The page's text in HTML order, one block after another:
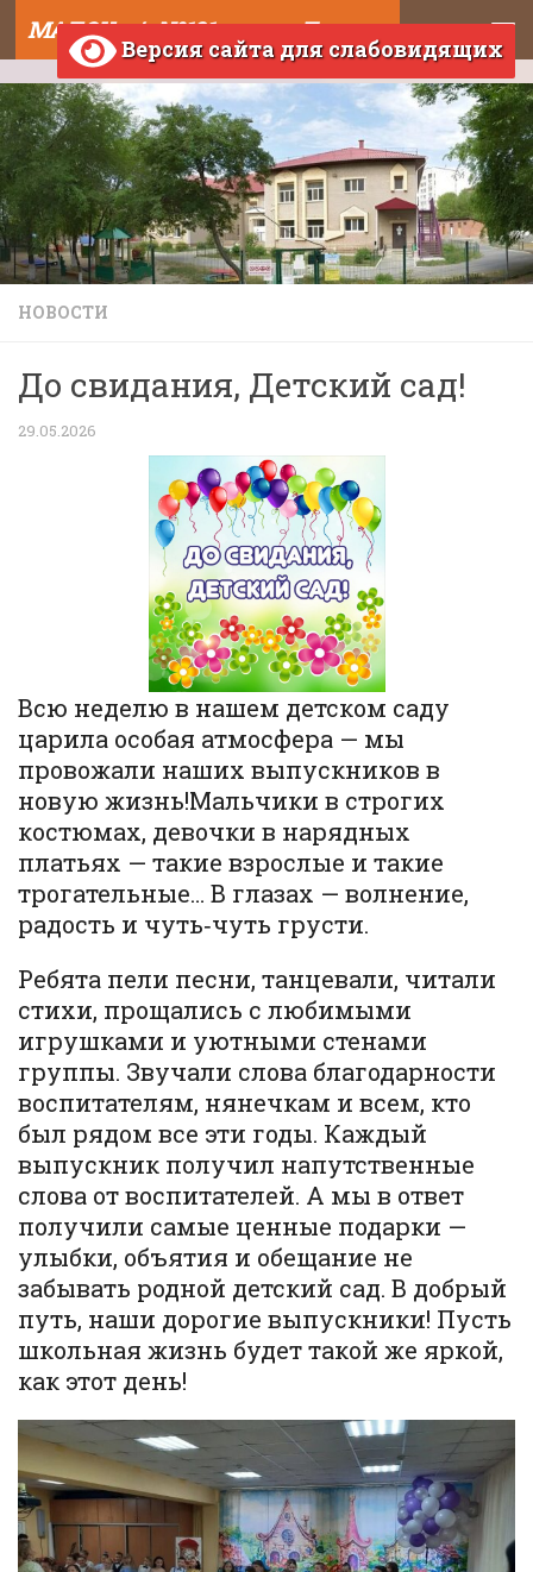
Skip to content МАДОУ д/с №121 города Тюмени
Версия сайта для слабовидящих
НОВОСТИ
До свидания, Детский сад!
29.05.2026
Всю неделю в нашем детском саду
царила особая атмосфера — мы
провожали наших выпускников в
новую жизнь!Мальчики в строгих
костюмах, девочки в нарядных
платьях — такие взрослые и такие
трогательные… В глазах — волнение,
радость и чуть‑чуть грусти.
Ребята пели песни, танцевали, читали
стихи, прощались с любимыми
игрушками и уютными стенами
группы. Звучали слова благодарности
воспитателям, нянечкам и всем, кто
был рядом все эти годы. Каждый
выпускник получил напутственные
слова от воспитателей. А мы в ответ
получили самые ценные подарки —
улыбки, объятия и обещание не
забывать родной детский сад. В добрый
путь, наши дорогие выпускники! Пусть
школьная жизнь будет такой же яркой,
как этот день!